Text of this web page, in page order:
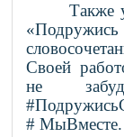
Также
Своей
не
# МыВместе.